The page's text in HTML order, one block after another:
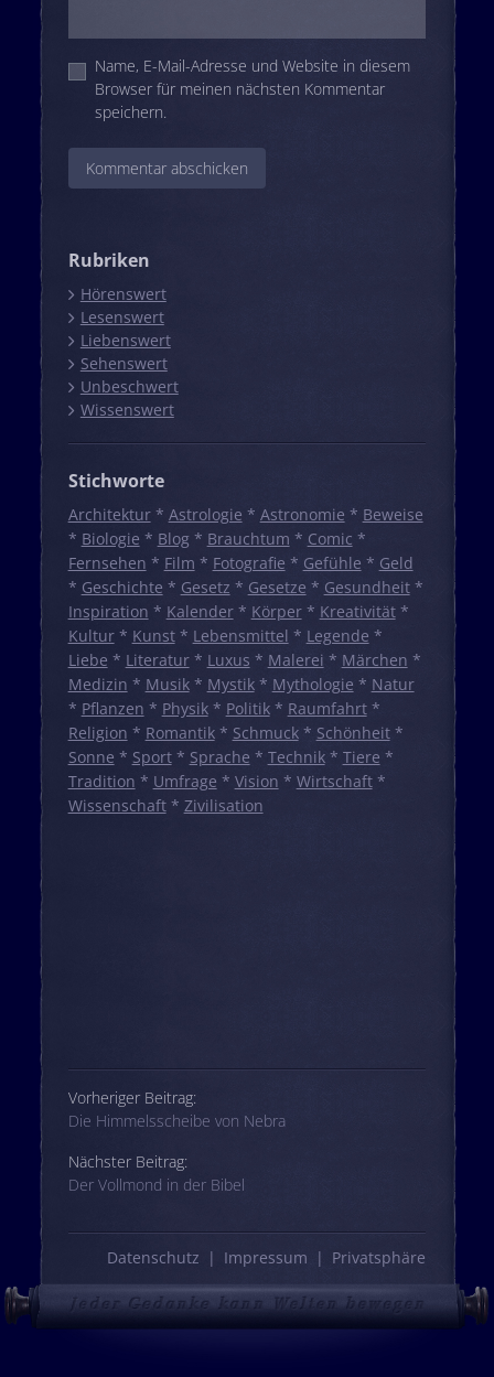
Name, E-Mail-Adresse und Website in diesem
Browser für meinen nächsten Kommentar
speichern.
Rubriken
Hörenswert
Lesenswert
Liebenswert
Sehenswert
Unbeschwert
Wissenswert
Stichworte
Architektur* Astrologie * Astronomie * Beweise
* Biologie * Blog* Brauchtum * Comic *
Fernsehen * Film * Fotografie * Gefühle * Geld
* Geschichte * Gesetz * Gesetze * Gesundheit*
Inspiration * Kalender* Körper* Kreativität*
Kultur* Kunst* Lebensmittel * Legende *
Liebe * Literatur* Luxus * Malerei * Märchen *
Medizin * Musik* Mystik* Mythologie * Natur
* Pflanzen * Physik* Politik* Raumfahrt*
Religion * Romantik* Schmuck* Schönheit*
Sonne * Sport* Sprache * Technik* Tiere *
Tradition * Umfrage * Vision * Wirtschaft*
Wissenschaft* Zivilisation
Beitrags-Navigation
Vorheriger Beitrag:
Die Himmelsscheibe von Nebra
Nächster Beitrag:
Der Vollmond in der Bibel
Datenschutz Impressum Privatsphäre